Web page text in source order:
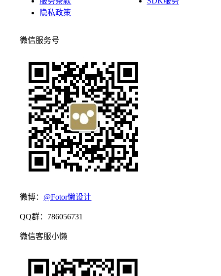
隐私政策
微信服务号
微博： @Fotor懒设计
QQ群：786056731
微信客服小懒